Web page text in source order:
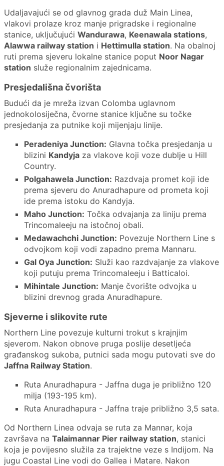
Udaljavajući se od glavnog grada duž Main Linea,
vlakovi prolaze kroz manje prigradske i regionalne
stanice, uključujući Wandurawa, Keenawala stations,
Alawwa railway station i Hettimulla station. Na obalnoj
ruti prema sjeveru lokalne stanice poput Noor Nagar
station služe regionalnim zajednicama.
Presjedališna čvorišta
Budući da je mreža izvan Colomba uglavnom
jednokolosiječna, čvorne stanice ključne su točke
presjedanja za putnike koji mijenjaju linije.
Peradeniya Junction: Glavna točka presjedanja u
blizini Kandyja za vlakove koji voze dublje u Hill
Country.
Polgahawela Junction: Razdvaja promet koji ide
prema sjeveru do Anuradhapure od prometa koji
ide prema istoku do Kandyja.
Maho Junction: Točka odvajanja za liniju prema
Trincomaleeju na istočnoj obali.
Medawachchi Junction: Povezuje Northern Line s
odvojkom koji vodi zapadno prema Mannaru.
Gal Oya Junction: Služi kao razdvajanje za vlakove
koji putuju prema Trincomaleeju i Batticaloi.
Mihintale Junction: Manje čvorište odvojka u
blizini drevnog grada Anuradhapure.
Sjeverne i slikovite rute
Northern Line povezuje kulturni trokut s krajnjim
sjeverom. Nakon obnove pruga poslije desetljeća
građanskog sukoba, putnici sada mogu putovati sve do
Jaffna Railway Station.
Ruta Anuradhapura - Jaffna duga je približno 120
milja (193-195 km).
Ruta Anuradhapura - Jaffna traje približno 3,5 sata.
Od Northern Linea odvaja se ruta za Mannar, koja
završava na Talaimannar Pier railway station, stanici
koja je povijesno služila za trajektne veze s Indijom. Na
jugu Coastal Line vodi do Gallea i Matare. Nakon